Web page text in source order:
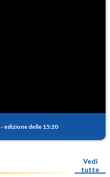
- edizione delle 15:20
Vedi
tutte